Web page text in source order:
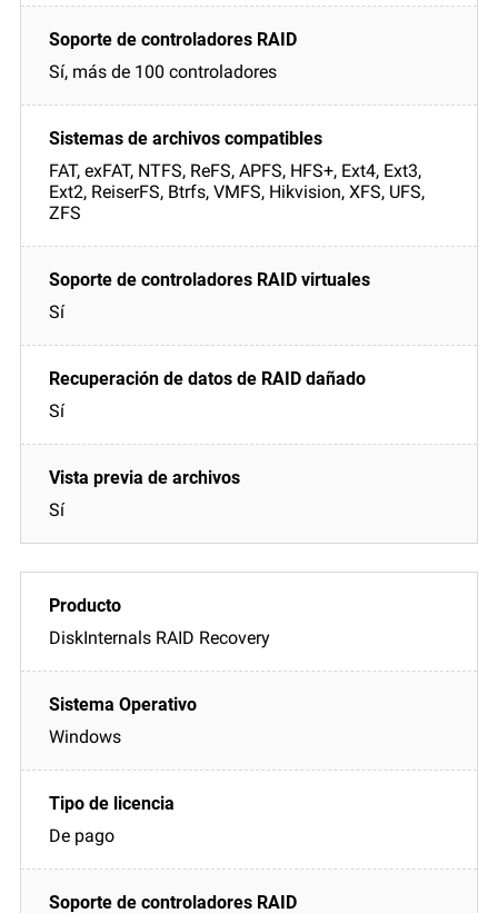
Sí, más de 100 controladores
FAT, exFAT, NTFS, ReFS, APFS, HFS+, Ext4, Ext3,
Ext2, ReiserFS, Btrfs, VMFS, Hikvision, XFS, UFS,
ZFS
Sí
Sí
Sí
DiskInternals RAID Recovery
Windows
De pago